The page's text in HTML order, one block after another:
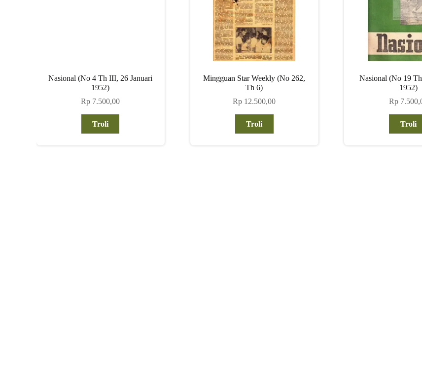
Nasional (No 4 Th III, 26 Januari
1952)
Rp 7.500,00
Troli
Mingguan Star Weekly (No 262,
Th 6)
Rp 12.500,00
Troli
Nasional (No 19
1952)
Rp
Troli